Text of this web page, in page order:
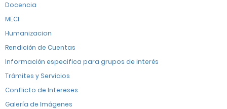
Docencia
MECI
Humanizacion
Rendición de Cuentas
Información especifica para grupos de interés
Trámites y Servicios
Conflicto de Intereses
Galería de Imágenes